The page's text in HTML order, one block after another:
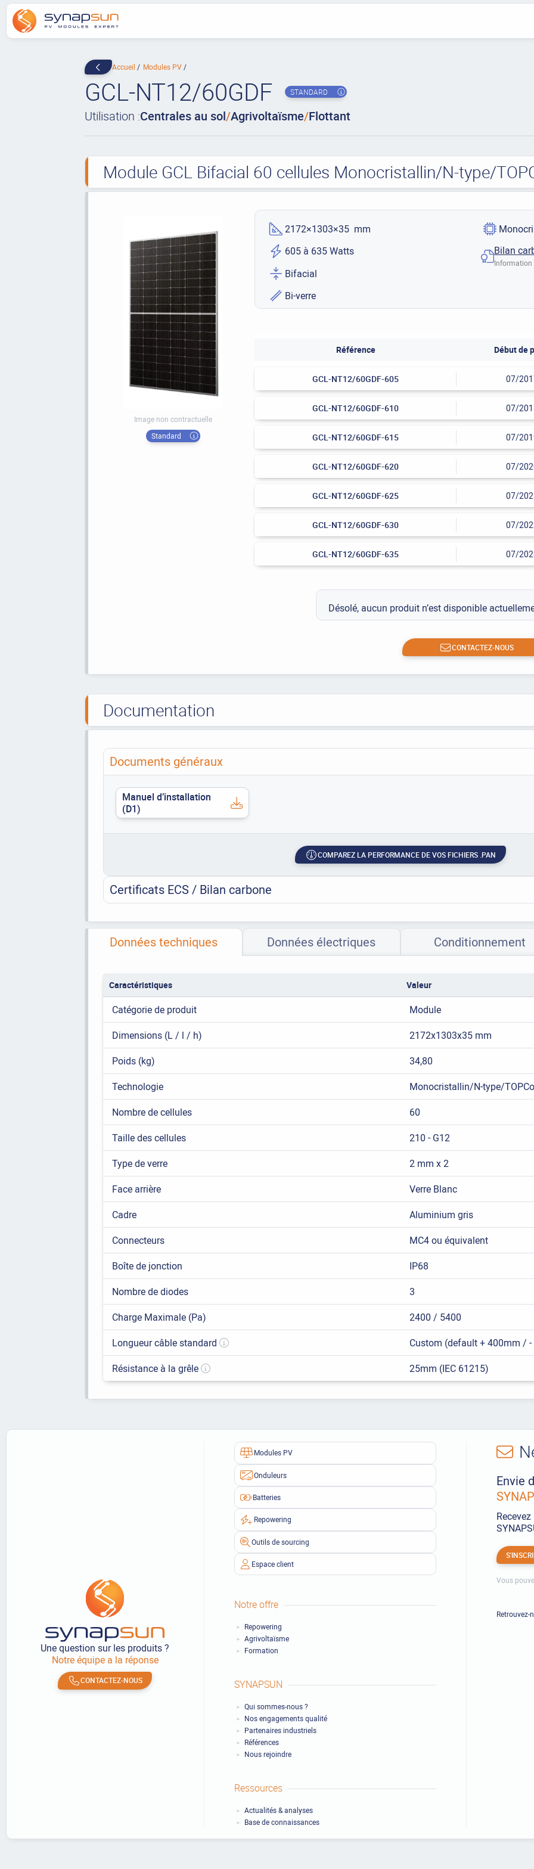
Accueil Modules PV
GCL-NT12/60GDF STANDARD
Utilisation :Centrales au sol/Agrivoltaïsme/Flottant
Module GCL Bifacial 60 cellules Monocristallin/N-type/
Image non contractuelle
Standard
2172×1303×35 mm
605 à 635 Watts
Bifacial
Bi-verre
Bilan
Information
Référence Début de
GCL-NT12/60GDF-605 07/
GCL-NT12/60GDF-610 07/
GCL-NT12/60GDF-615 07/
GCL-NT12/60GDF-620 07/
GCL-NT12/60GDF-625 07/
GCL-NT12/60GDF-630 07/
GCL-NT12/60GDF-635 07/
Désolé, aucun produit n’est disponible
CONTACTEZ-NOUS
Documentation
Documents généraux
Manuel d’installation
(D1)
COMPAREZ LA PERFORMANCE DE VOS FICHIERS .PAN
Certificats ECS / Bilan carbone
Données techniques Données électriques Conditionnement
Caractéristiques Valeur
Catégorie de produit
Module
Dimensions (L / l / h)
2172x1303x35 mm
Poids (kg)
34,80
Technologie
Monocristallin/N-type/
Nombre de cellules
60
Taille des cellules
210 - G12
Type de verre
2 mm x 2
Face arrière
Verre Blanc
Cadre
Aluminium gris
Connecteurs
MC4 ou équivalent
Boîte de jonction
IP68
Nombre de diodes
3
Charge Maximale (Pa)
2400 / 5400
Longueur câble standard
Custom (default + 400mm /
Résistance à la grêle
25mm (IEC 61215)
Une question sur les produits ?
Notre équipe a la réponse
CONTACTEZ-NOUS
Modules PV
Onduleurs
Batteries
Repowering
Outils de sourcing
Espace client
Notre offre
Repowering
Agrivoltaïsme
Formation
SYNAPSUN
Qui sommes-nous ?
Nos engagements qualité
Partenaires industriels
Références
Nous rejoindre
Ressources
Actualités & analyses
Base de connaissances
Envie
Vous
Retrouvez-